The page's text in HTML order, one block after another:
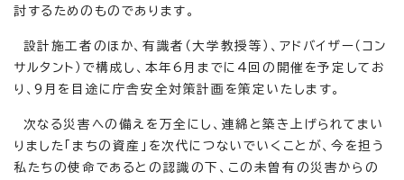
討するためのものであります。
設計施工者のほか、有識者（大学教授等）、アドバイザー（コン
サルタント）で構成し、本年6月までに4回の開催を予定してお
り、9月を目途に庁舎安全対策計画を策定いたします。
次なる災害への備えを万全にし、連綿と築き上げられてまい
りました「まちの資産」を次代につないでいくことが、今を担う
私たちの使命であるとの認識の下、この未曽有の災害からの